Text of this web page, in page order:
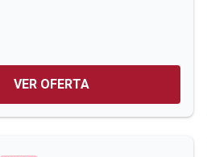
VER OFERTA